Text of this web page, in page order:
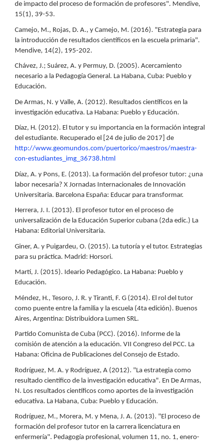
de impacto del proceso de formación de profesores". Mendive,
15(1), 39-53.
Camejo, M., Rojas, D. A., y Camejo, M. (2016). "Estrategia para
la introducción de resultados científicos en la escuela primaria".
Mendive, 14(2), 195-202.
Chávez, J.; Suárez, A. y Permuy, D. (2005). Acercamiento
necesario a la Pedagogía General. La Habana, Cuba: Pueblo y
Educación.
De Armas, N. y Valle, A. (2012). Resultados científicos en la
investigación educativa. La Habana: Pueblo y Educación.
Díaz, H. (2012). El tutor y su importancia en la formación integral
del estudiante. Recuperado el [24 de julio de 2017] de
http://www.geomundos.com/puertorico/maestros/maestra-
con-estudiantes_img_36738.html
Díaz, A. y Pons, E. (2013). La formación del profesor tutor: ¿una
labor necesaria? X Jornadas Internacionales de Innovación
Universitaria. Barcelona España: Educar para transformar.
Herrera, J. I. (2013). El profesor tutor en el proceso de
universalización de la Educación Superior cubana (2da edic.) La
Habana: Editorial Universitaria.
Giner, A. y Puigardeu, O. (2015). La tutoría y el tutor. Estrategias
para su práctica. Madrid: Horsori.
Martí, J. (2015). Ideario Pedagógico. La Habana: Pueblo y
Educación.
Méndez, H., Tesoro, J. R. y Tiranti, F. G (2014). El rol del tutor
como puente entre la familia y la escuela (4ta edición). Buenos
Aires, Argentina: Distribuidora Lumen SRL.
Partido Comunista de Cuba (PCC). (2016). Informe de la
comisión de atención a la educación. VII Congreso del PCC. La
Habana: Oficina de Publicaciones del Consejo de Estado.
Rodríguez, M. A. y Rodríguez, A (2012). "La estrategia como
resultado científico de la investigación educativa". En De Armas,
N. Los resultados científicos como aportes de la investigación
educativa. La Habana, Cuba: Pueblo y Educación.
Rodríguez, M., Morera, M. y Mena, J. A. (2013). "El proceso de
formación del profesor tutor en la carrera licenciatura en
enfermería". Pedagogía profesional, volumen 11, no. 1, enero-